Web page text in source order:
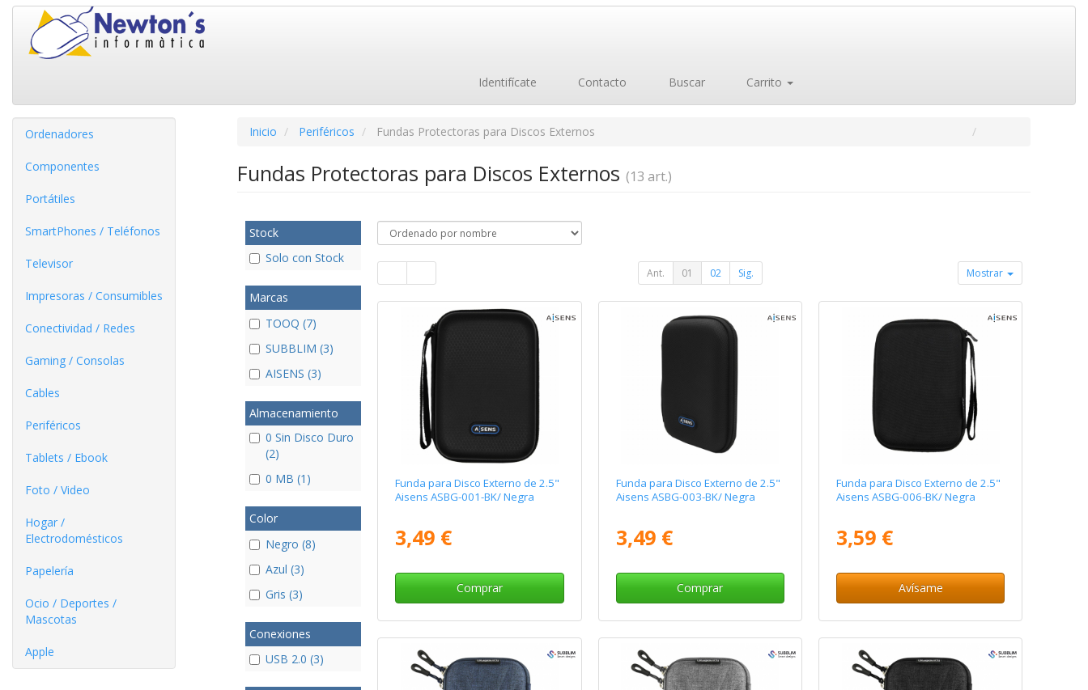
Identifícate Contacto Buscar Carrito
Ordenadores
Componentes
Portátiles
SmartPhones / Teléfonos
Televisor
Impresoras / Consumibles
Conectividad / Redes
Gaming / Consolas
Cables
Periféricos
Tablets / Ebook
Foto / Video
Hogar /
Electrodomésticos
Papelería
Ocio / Deportes /
Mascotas
Apple
Inicio Periféricos Fundas Protectoras para Discos Externos
Fundas Protectoras para Discos Externos (13 art.)
Stock
Solo con Stock
Marcas
TOOQ (7)
SUBBLIM (3)
AISENS (3)
Almacenamiento
0 Sin Disco Duro
(2)
0 MB (1)
Color
Negro (8)
Azul (3)
Gris (3)
Conexiones
USB 2.0 (3)
Ant. 01 02 Sig. Mostrar
Funda para Disco Externo de 2.5"
Aisens ASBG-001-BK/ Negra
3,49 €
Comprar
Funda para Disco Externo de 2.5"
Aisens ASBG-003-BK/ Negra
3,49 €
Comprar
Funda para Disco Externo de 2.5"
Aisens ASBG-006-BK/ Negra
3,59 €
Avísame